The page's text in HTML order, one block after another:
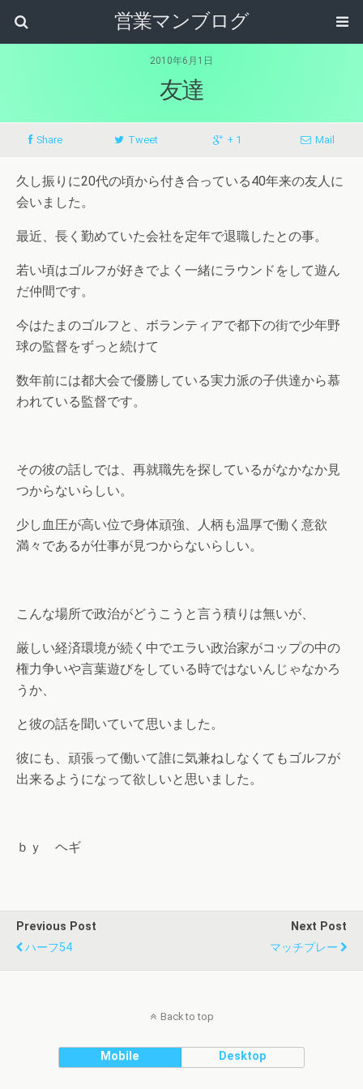
営業マンブログ
2010年6月1日
友達
Share Tweet + 1 Mail
久し振りに20代の頃から付き合っている40年来の友人に
会いました。
最近、長く勤めていた会社を定年で退職したとの事。
若い頃はゴルフが好きでよく一緒にラウンドをして遊ん
だ仲間です。
今はたまのゴルフと、ボランティアで都下の街で少年野
球の監督をずっと続けて
数年前には都大会で優勝している実力派の子供達から慕
われている監督です。
その彼の話しでは、再就職先を探しているがなかなか見
つからないらしい。
少し血圧が高い位で身体頑強、人柄も温厚で働く意欲
満々であるが仕事が見つからないらしい。
こんな場所で政治がどうこうと言う積りは無いが、
厳しい経済環境が続く中でエラい政治家がコップの中の
権力争いや言葉遊びをしている時ではないんじゃなかろ
うか、
と彼の話を聞いていて思いました。
彼にも、頑張って働いて誰に気兼ねしなくてもゴルフが
出来るようになって欲しいと思いました。
ｂｙ ヘギ
Previous Post
ハーフ54
Next Post
マッチプレー
Back to top
Mobile Desktop